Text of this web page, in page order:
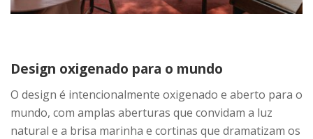
Design oxigenado para o mundo
O design é intencionalmente oxigenado e aberto para o
mundo, com amplas aberturas que convidam a luz
natural e a brisa marinha e cortinas que dramatizam os